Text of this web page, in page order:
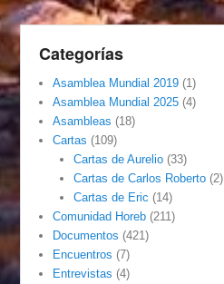
Categorías
Asamblea Mundial 2019 (1)
Asamblea Mundial 2025 (4)
Asambleas (18)
Cartas (109)
Cartas de Aurelio(33)
Cartas de Carlos Roberto(2)
Cartas de Eric (14)
Comunidad Horeb (211)
Documentos (421)
Encuentros (7)
Entrevistas (4)